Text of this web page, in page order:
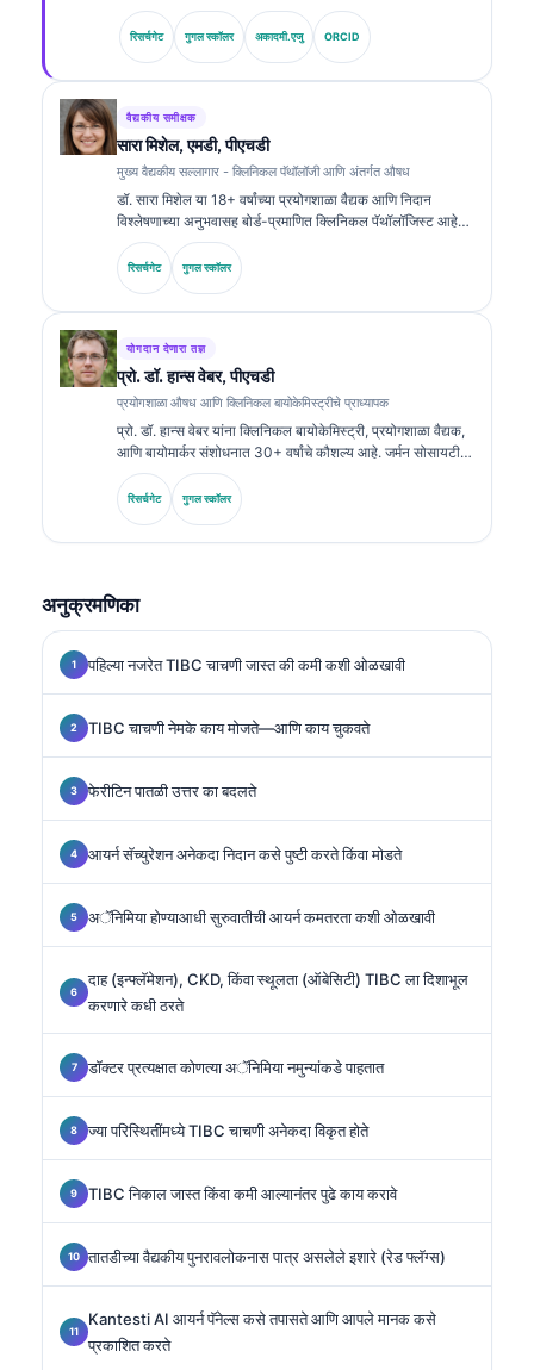
क्लिनिकल विश्लेषणामध्ये 15 हून अधिक वर्षांचा अनुभव आहे. Kantesti
AI येथे मुख्य वैद्यकीय अधिकारी म्हणून, ते मालकीच्या न्यूरल नेटवर्कच्या
वैद्यकीय अचूकतेवर क्लिनिकल देखरेख प्रदान करतात. बायोमार्करचे अर्थ
रिसर्चगेट गुगल स्कॉलर अकादमी.एजु ORCID
वैद्यकीय समीक्षक
सारा मिशेल, एमडी, पीएचडी
मुख्य वैद्यकीय सल्लागार - क्लिनिकल पॅथॉलॉजी आणि अंतर्गत औषध
डॉ. सारा मिशेल या 18+ वर्षांच्या प्रयोगशाळा वैद्यक आणि निदान
विश्लेषणाच्या अनुभवासह बोर्ड-प्रमाणित क्लिनिकल पॅथॉलॉजिस्ट आहेत.
त्यांच्याकडे क्लिनिकल केमिस्ट्रीमध्ये विशेष प्रमाणपत्रे आहेत आणि
क्लिनिकल प्रॅक्टिसमध्ये बायोमार्कर पॅनेल्स व प्रयोगशाळा विश्लेषणावर
त्यांनी मोठ्या प्रमाणावर प्रकाशने केली आहेत.
रिसर्चगेट गुगल स्कॉलर
योगदान देणारा तज्ञ
प्रो. डॉ. हान्स वेबर, पीएचडी
प्रयोगशाळा औषध आणि क्लिनिकल बायोकेमिस्ट्रीचे प्राध्यापक
प्रो. डॉ. हान्स वेबर यांना क्लिनिकल बायोकेमिस्ट्री, प्रयोगशाळा वैद्यक,
आणि बायोमार्कर संशोधनात 30+ वर्षांचे कौशल्य आहे. जर्मन सोसायटी
फॉर क्लिनिकल केमिस्ट्रीचे माजी अध्यक्ष म्हणून, ते निदान पॅनेल विश्लेषण,
बायोमार्कर मानकीकरण, आणि AI-सहाय्यित प्रयोगशाळा वैद्यक यात
विशेष तज्ज्ञ आहेत.
रिसर्चगेट गुगल स्कॉलर
अनुक्रमणिका
पहिल्या नजरेत TIBC चाचणी जास्त की कमी कशी ओळखावी
TIBC चाचणी नेमके काय मोजते—आणि काय चुकवते
फेरीटिन पातळी उत्तर का बदलते
आयर्न सॅच्युरेशन अनेकदा निदान कसे पुष्टी करते किंवा मोडते
अॅनिमिया होण्याआधी सुरुवातीची आयर्न कमतरता कशी ओळखावी
दाह (इन्फ्लॅमेशन), CKD, किंवा स्थूलता (ऑबेसिटी) TIBC ला दिशाभूल
करणारे कधी ठरते
डॉक्टर प्रत्यक्षात कोणत्या अॅनिमिया नमुन्यांकडे पाहतात
ज्या परिस्थितींमध्ये TIBC चाचणी अनेकदा विकृत होते
TIBC निकाल जास्त किंवा कमी आल्यानंतर पुढे काय करावे
तातडीच्या वैद्यकीय पुनरावलोकनास पात्र असलेले इशारे (रेड फ्लॅग्स)
Kantesti AI आयर्न पॅनेल्स कसे तपासते आणि आपले मानक कसे
प्रकाशित करते